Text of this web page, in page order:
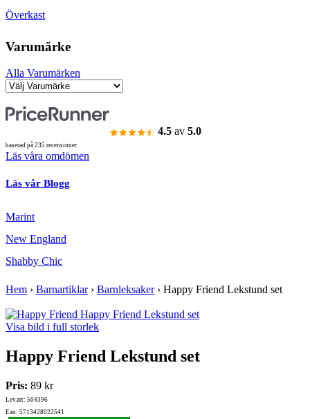
Överkast
Varumärke
Alla Varumärken
4.5 av 5.0
baserad på 235 recensioner
Läs våra omdömen
Läs vår Blogg
Marint
New England
Shabby Chic
Hem › Barnartiklar› Barnleksaker› Happy Friend Lekstund set
Visa bild i full storlek
Happy Friend Lekstund set
Pris: 89 kr
Lev.art: 504396
Ean: 5713428022541